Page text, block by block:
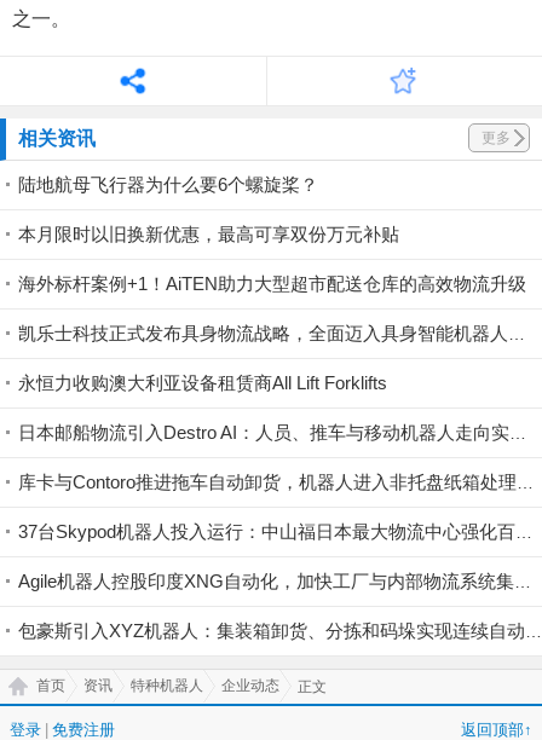
之一。
相关资讯 更多
陆地航母飞行器为什么要6个螺旋桨？
本月限时以旧换新优惠，最高可享双份万元补贴
海外标杆案例+1！AiTEN助力大型超市配送仓库的高效物流升级
永恒力收购澳大利亚设备租赁商All Lift Forklifts
首页 资讯 特种机器人 企业动态 正文
登录 | 免费注册 返回顶部↑